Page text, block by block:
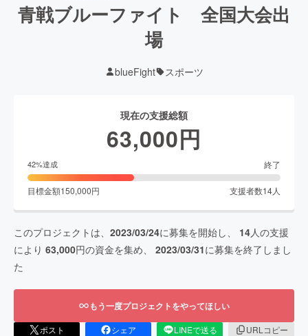
青戦ブルーファイト 全国大会出
場
blueFight スポーツ
現在の支援総額
63,000円
42%達成 終了
目標金額150,000円 支援者数14人
このプロジェクトは、 2023/03/24に募集を開始し、 14人の支援
により 63,000円の資金を集め、 2023/03/31に募集を終了しまし
た
もう一度プロジェクトをやってほしい
ポスト シェア LINEで送る
URLコピー